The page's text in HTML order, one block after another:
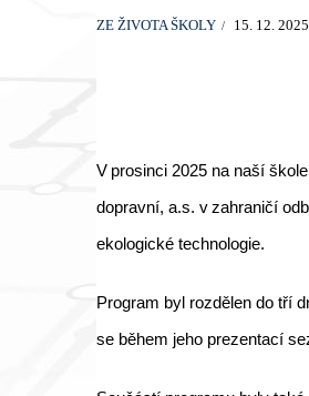
ZE ŽIVOTA ŠKOLY 15. 12. 2025
V prosinci 2025 na naší
dopravní, a.s. v zahraničí
ekologické technologie.
Program byl rozdělen do tří
se během jeho prezentací